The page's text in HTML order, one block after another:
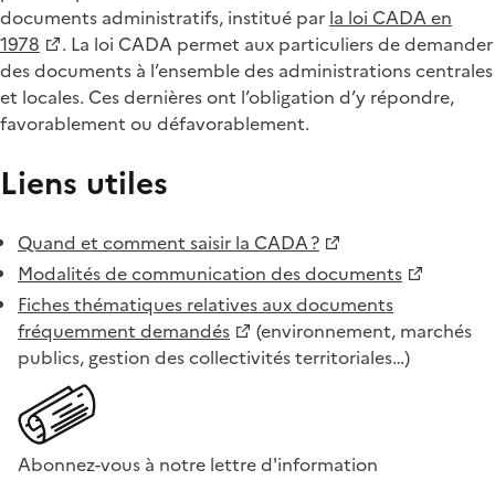
documents administratifs, institué par la loi CADA en
1978
. La loi CADA permet aux particuliers de demander
des documents à l’ensemble des administrations centrales
et locales. Ces dernières ont l’obligation d’y répondre,
favorablement ou défavorablement.
Liens utiles
Quand et comment saisir la CADA ?
Modalités de communication des documents
Fiches thématiques relatives aux documents
fréquemment demandés
(environnement, marchés
publics, gestion des collectivités territoriales…)
Abonnez-vous à notre lettre d'information